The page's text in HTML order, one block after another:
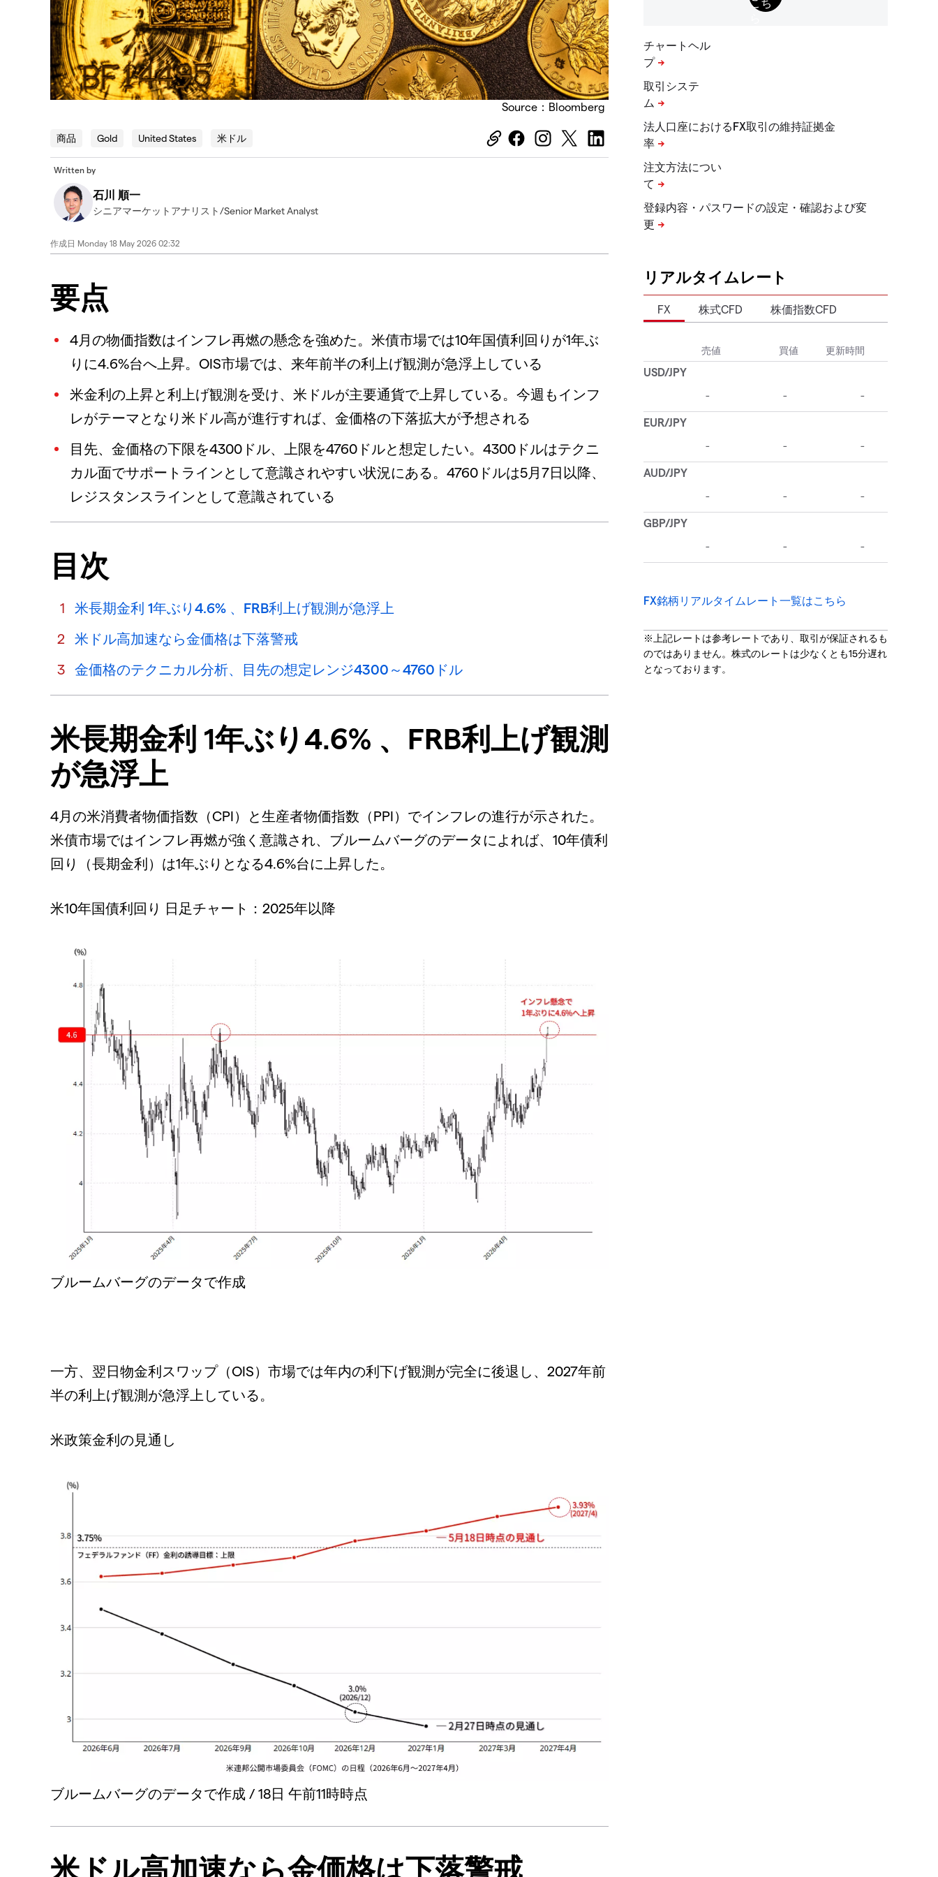
Source：Bloomberg
商品 Gold United States 米ドル
Written by
石川 順一
シニアマーケットアナリスト/Senior Market Analyst
作成日 Monday 18 May 2026 02:32
要点
4月の物価指数はインフレ再燃の懸念を強めた。米債市場では10年国債利回りが1年ぶ
りに4.6%台へ上昇。OIS市場では、来年前半の利上げ観測が急浮上している
米金利の上昇と利上げ観測を受け、米ドルが主要通貨で上昇している。今週もインフ
レがテーマとなり米ドル高が進行すれば、金価格の下落拡大が予想される
目先、金価格の下限を4300ドル、上限を4760ドルと想定したい。4300ドルはテクニ
カル面でサポートラインとして意識されやすい状況にある。4760ドルは5月7日以降、
レジスタンスラインとして意識されている
目次
米長期金利 1年ぶり4.6% 、FRB利上げ観測が急浮上
米ドル高加速なら金価格は下落警戒
金価格のテクニカル分析、目先の想定レンジ4300～4760ドル
米長期金利 1年ぶり4.6% 、FRB利上げ観測
が急浮上
4月の米消費者物価指数（CPI）と生産者物価指数（PPI）でインフレの進行が示された。
米債市場ではインフレ再燃が強く意識され、ブルームバーグのデータによれば、10年債利
回り（長期金利）は1年ぶりとなる4.6%台に上昇した。
米10年国債利回り 日足チャート：2025年以降
ブルームバーグのデータで作成
一方、翌日物金利スワップ（OIS）市場では年内の利下げ観測が完全に後退し、2027年前
半の利上げ観測が急浮上している。
米政策金利の見通し
ブルームバーグのデータで作成 / 18日 午前11時時点
米ドル高加速なら金価格は下落警戒
チャートヘル
プ
取引システ
ム
法人口座におけるFX取引の維持証拠金
率
注文方法につい
て
登録内容・パスワードの設定・確認および変
更
リアルタイムレート
FX 株式CFD 株価指数CFD
FX銘柄リアルタイムレート一覧はこちら
※上記レートは参考レートであり、取引が保証されるも
のではありません。株式のレートは少なくとも15分遅れ
となっております。